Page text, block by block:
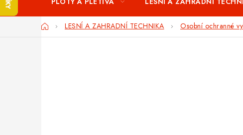
DomůLESNÍ A ZAHRADNÍ TECHNIKA Osobní ochranné